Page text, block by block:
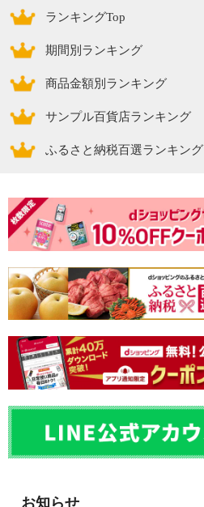
ランキングTop
期間別ランキング
商品金額別ランキング
サンプル百貨店ランキング
ふるさと納税百選ランキング
お知らせ